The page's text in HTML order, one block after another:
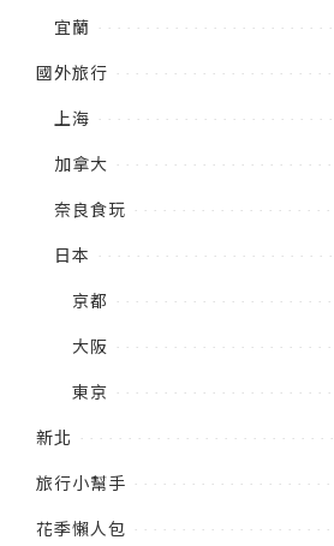
宜蘭
國外旅行
上海
加拿大
奈良食玩
日本
京都
大阪
東京
新北
旅行小幫手
花季懶人包